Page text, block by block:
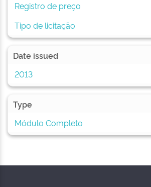
Registro de preço
Tipo de licitação
Date issued
2013
Type
Módulo Completo